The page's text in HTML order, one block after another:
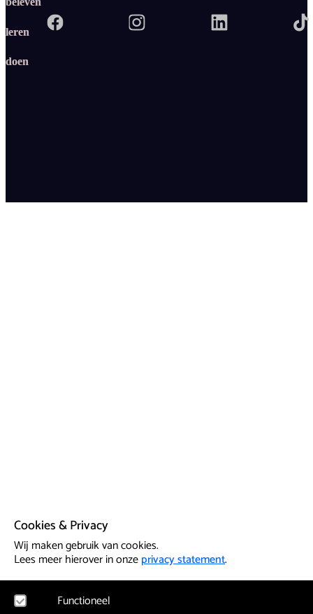
Cookies & Privacy
Wij maken gebruik van cookies.
Lees meer hierover in onzeprivacy statement.
Functioneel
leren
doen